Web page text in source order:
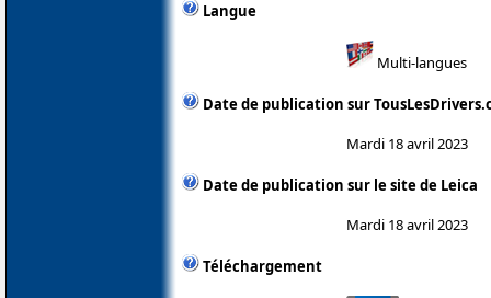
Langue
Multi-langues
Date de publication sur
Mardi 18 avril 2023
Date de publication sur le site de Leica
Mardi 18 avril 2023
Téléchargement